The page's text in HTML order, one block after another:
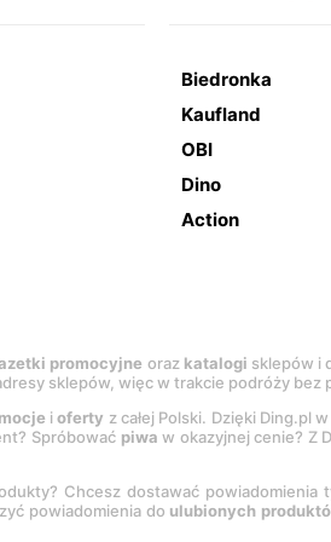
Biedronka
Kaufland
OBI
Dino
Action
promocyjne oraz katalogi sklepów i
sklepów, więc w trakcie podróży
ioferty z całej Polski. Dzięki Ding.pl
Spróbować piwa w okazyjnej cenie? Z
Chcesz dostawać
powiadomienia do ulubionych